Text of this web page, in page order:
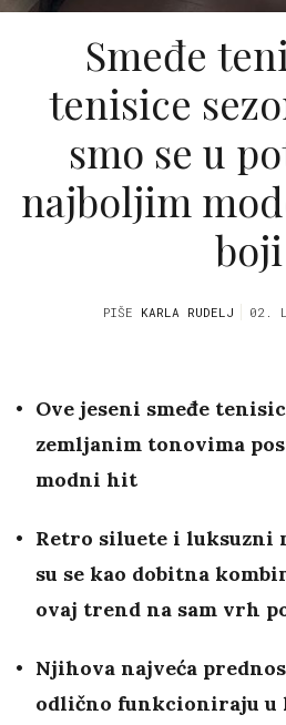
Smeđe
tenisice
smo se u
najboljim
boji
PIŠE KARLA RUDELJ 02.
Ove jeseni smeđe
zemljanim tonovima
modni hit
Retro siluete i luksuzni
su se kao dobitna
ovaj trend na sam vrh
Njihova najveća
odlično funkcioniraju u